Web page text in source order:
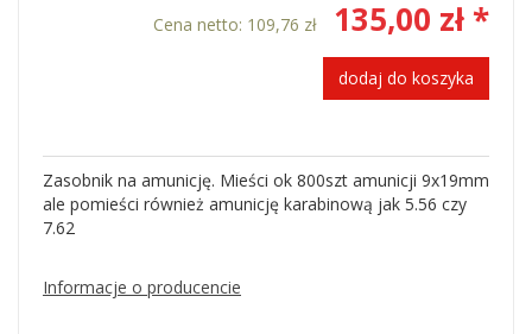
Cena netto: 109,76 zł 135,00 zł *
dodaj do koszyka
Zasobnik na amunicję. Mieści ok 800szt amunicji 9x19mm
ale pomieści również amunicję karabinową jak 5.56 czy
7.62
Informacje o producencie